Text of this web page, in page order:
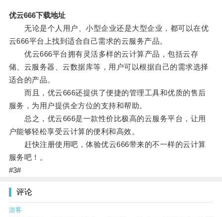
优云666下载地址
无论是个人用户、小型企业还是大型企业，都可以在优
云666平台上找到适合自己需求的云服务产品。
优云666平台拥有灵活多样的云计算产品，包括云存
储、云服务器、云数据库等，用户可以根据自己的需求选择
适合的产品。
而且，优云666还提供了便捷的管理工具和优质的售后
服务，为用户提供全方位的支持和帮助。
总之，优云666是一款性价比极高的云服务平台，让用
户能够轻松享受云计算的便利和高效。
赶快注册使用吧，体验优云666带来的不一样的云计算
服务吧！。
#3#
评论
游客